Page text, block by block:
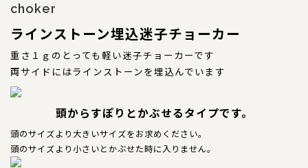
CATEGORY
犬の本革首輪
犬の本革リード
犬の迷子札
犬のネックレス
choker
ラインストーン埋込迷子チョーカー
重さ１ｇのとっても軽い迷子チョーカーです
両サイドにはラインストーンを埋込んでいます
頭からすぽりとかぶせるタイプです。
頭のサイズより大きいサイズをお求めください。
頭のサイズより小さいとかぶせた時に入りません。